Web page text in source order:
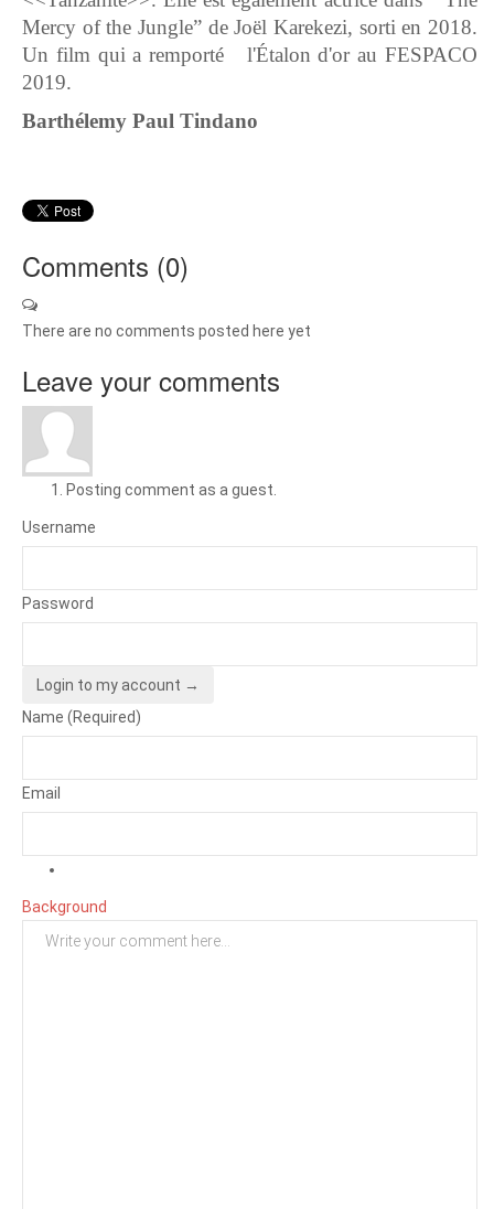
Mercy of the Jungle” de Joël Karekezi, sorti en 2018.
Un film qui a remporté l'Étalon d'or au FESPACO
2019.
Barthélemy Paul Tindano
Comments (0)
There are no comments posted here yet
Leave your comments
Posting comment as a guest.
Username
Password
Login to my account →
Name (Required)
Email
Background